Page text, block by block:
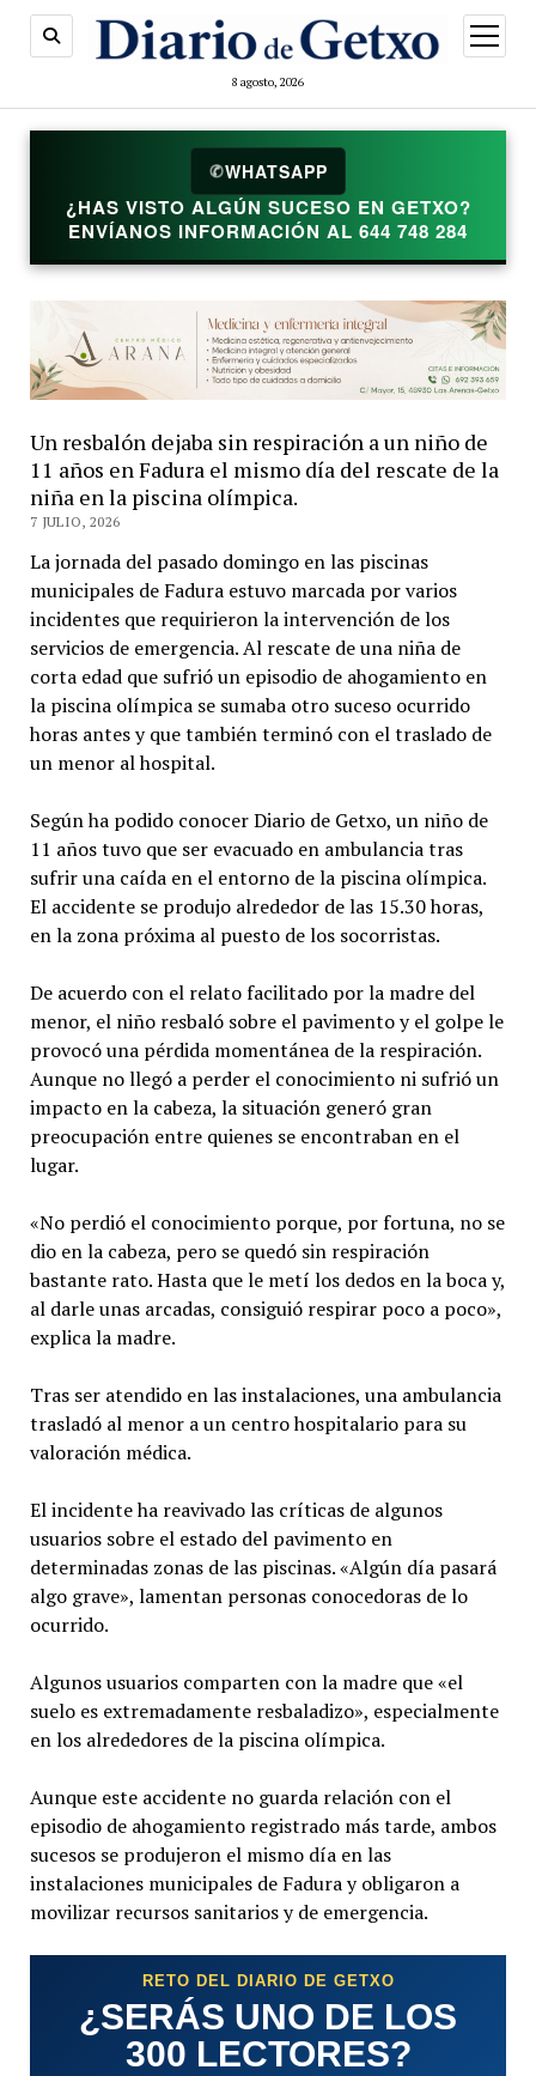
8 agosto, 2026
abrir
menú
✆WHATSAPP
¿HAS VISTO ALGÚN SUCESO EN GETXO?
ENVÍANOS INFORMACIÓN AL 644 748 284
Un resbalón dejaba sin respiración a un niño de
11 años en Fadura el mismo día del rescate de la
niña en la piscina olímpica.
7 JULIO, 2026
La jornada del pasado domingo en las piscinas
municipales de Fadura estuvo marcada por varios
incidentes que requirieron la intervención de los
servicios de emergencia. Al rescate de una niña de
corta edad que sufrió un episodio de ahogamiento en
la piscina olímpica se sumaba otro suceso ocurrido
horas antes y que también terminó con el traslado de
un menor al hospital.
Según ha podido conocer Diario de Getxo, un niño de
11 años tuvo que ser evacuado en ambulancia tras
sufrir una caída en el entorno de la piscina olímpica.
El accidente se produjo alrededor de las 15.30 horas,
en la zona próxima al puesto de los socorristas.
De acuerdo con el relato facilitado por la madre del
menor, el niño resbaló sobre el pavimento y el golpe le
provocó una pérdida momentánea de la respiración.
Aunque no llegó a perder el conocimiento ni sufrió un
impacto en la cabeza, la situación generó gran
preocupación entre quienes se encontraban en el
lugar.
«No perdió el conocimiento porque, por fortuna, no se
dio en la cabeza, pero se quedó sin respiración
bastante rato. Hasta que le metí los dedos en la boca y,
al darle unas arcadas, consiguió respirar poco a poco»,
explica la madre.
Tras ser atendido en las instalaciones, una ambulancia
trasladó al menor a un centro hospitalario para su
valoración médica.
El incidente ha reavivado las críticas de algunos
usuarios sobre el estado del pavimento en
determinadas zonas de las piscinas. «Algún día pasará
algo grave», lamentan personas conocedoras de lo
ocurrido.
Algunos usuarios comparten con la madre que «el
suelo es extremadamente resbaladizo», especialmente
en los alrededores de la piscina olímpica.
Aunque este accidente no guarda relación con el
episodio de ahogamiento registrado más tarde, ambos
sucesos se produjeron el mismo día en las
instalaciones municipales de Fadura y obligaron a
movilizar recursos sanitarios y de emergencia.
RETO DEL DIARIO DE GETXO
¿SERÁS UNO DE LOS
300 LECTORES?